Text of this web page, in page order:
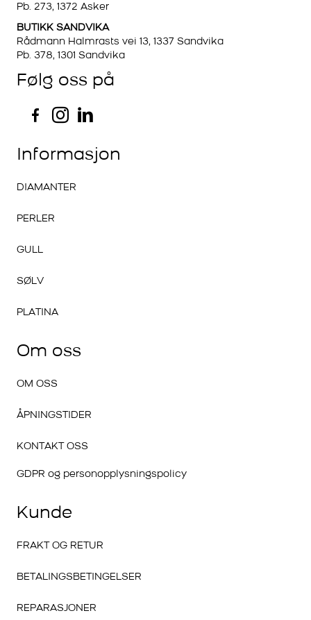
Pb. 273, 1372 Asker
BUTIKK SANDVIKA
Rådmann Halmrasts vei 13, 1337 Sandvika
Pb. 378, 1301 Sandvika
Følg oss på
Informasjon
DIAMANTER
PERLER
GULL
SØLV
PLATINA
Om oss
OM OSS
ÅPNINGSTIDER
KONTAKT OSS
GDPR og personopplysningspolicy
Kunde
FRAKT OG RETUR
BETALINGSBETINGELSER
REPARASJONER